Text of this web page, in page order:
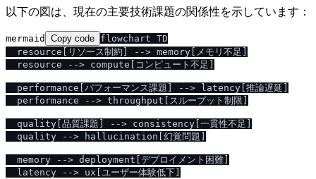
以下の図は、現在の主要技術課題の関係性を示しています：
mermaid Copy code flowchart TD
  resource[リソース制約] --> memory[メモリ不足]
  resource --> compute[コンピュート不足]
  performance[パフォーマンス課題] --> latency[推論遅延]
  performance --> throughput[スループット制限]
  quality[品質課題] --> consistency[一貫性不足]
  quality --> hallucination[幻覚問題]
  memory --> deployment[デプロイメント困難]
  latency --> ux[ユーザー体験低下]